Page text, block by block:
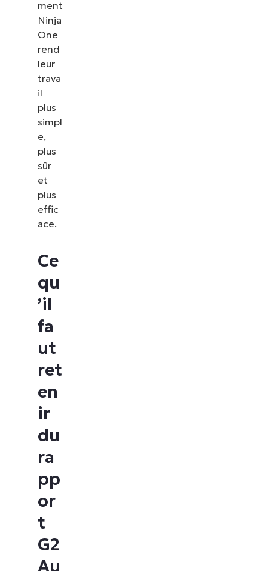
ment
Ninja
One
rend
leur
trava
il
plus
simpl
e,
plus
sûr
et
plus
effic
ace.
Ce
qu
’il
fa
ut
ret
en
ir
du
ra
pp
or
t
G2
Au